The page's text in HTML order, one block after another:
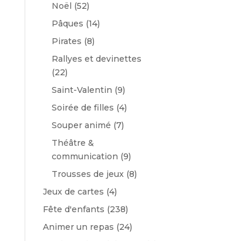
Noël (52)
Pâques (14)
Pirates (8)
Rallyes et devinettes
(22)
Saint-Valentin (9)
Soirée de filles (4)
Souper animé (7)
Théâtre &
communication (9)
Trousses de jeux (8)
Jeux de cartes (4)
Fête d'enfants (238)
Animer un repas (24)